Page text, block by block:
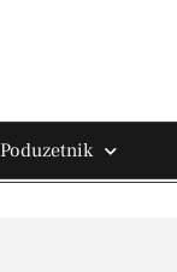
Poduzetnik